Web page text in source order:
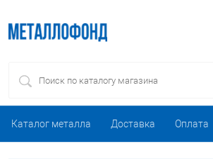
Каталог металла Доставка Оплата